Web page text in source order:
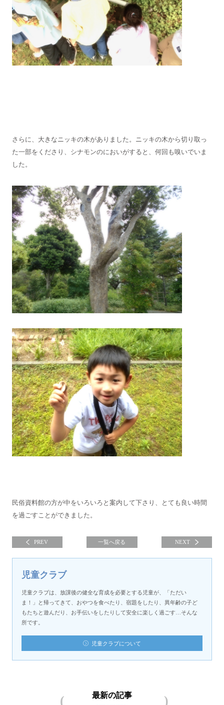
さらに、大きなニッキの木がありました。ニッキの木から切り取っ
た一部をくださり、シナモンのにおいがすると、何回も嗅いでいま
した。
民俗資料館の方が中をいろいろと案内して下さり、とても良い時間
を過ごすことができました。
PREV 一覧へ戻る NEXT
児童クラブ
児童クラブは、放課後の健全な育成を必要とする児童が、「ただい
ま！」と帰ってきて、おやつを食べたり、宿題をしたり、異年齢の子ど
もたちと遊んだり、お手伝いをしたりして安全に楽しく過ごす…そんな
所です。
児童クラブについて
最新の記事